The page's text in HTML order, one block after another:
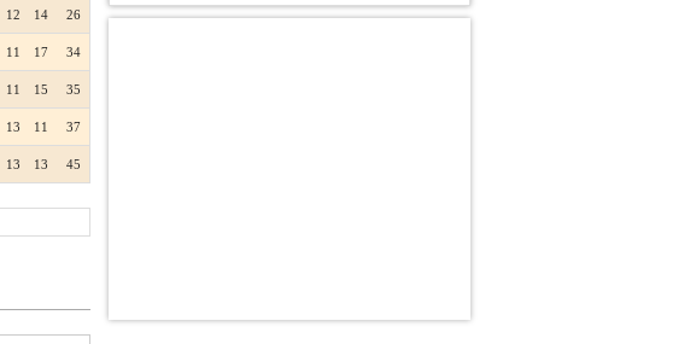
12 14 26
11 17 34
11 15 35
13 11 37
13 13 45